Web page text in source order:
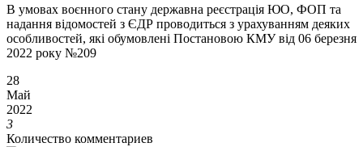
В умовах воєнного стану державна реєстрація ЮО, ФОП та
надання відомостей з ЄДР проводиться з урахуванням деяких
особливостей, які обумовлені Постановою КМУ від 06 березня
2022 року №209
28
Май
2022
3
Количество комментариев